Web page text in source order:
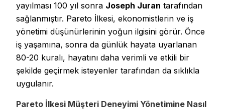
yayılması 100 yıl sonra Joseph Juran tarafından
sağlanmıştır. Pareto İlkesi, ekonomistlerin ve iş
yönetimi düşünürlerinin yoğun ilgisini görür. Önce
iş yaşamına, sonra da günlük hayata uyarlanan
80-20 kuralı, hayatını daha verimli ve etkili bir
şekilde geçirmek isteyenler tarafından da sıklıkla
uygulanır.
Pareto İlkesi Müşteri Deneyimi Yönetimine Nasıl